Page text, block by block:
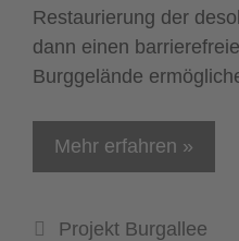
Restaurierung der
dann einen
Burggelände
Mehr erfahren »
Kategorien
Projekt Burgallee